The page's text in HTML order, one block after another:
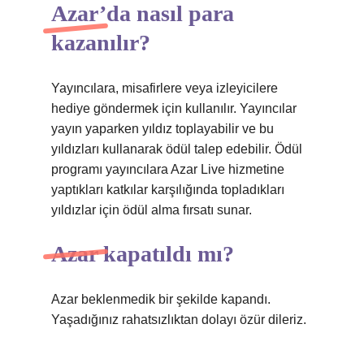
Azar’da nasıl para
kazanılır?
Yayıncılara, misafirlere veya izleyicilere
hediye göndermek için kullanılır. Yayıncılar
yayın yaparken yıldız toplayabilir ve bu
yıldızları kullanarak ödül talep edebilir. Ödül
programı yayıncılara Azar Live hizmetine
yaptıkları katkılar karşılığında topladıkları
yıldızlar için ödül alma fırsatı sunar.
Azar kapatıldı mı?
Azar beklenmedik bir şekilde kapandı.
Yaşadığınız rahatsızlıktan dolayı özür dileriz.